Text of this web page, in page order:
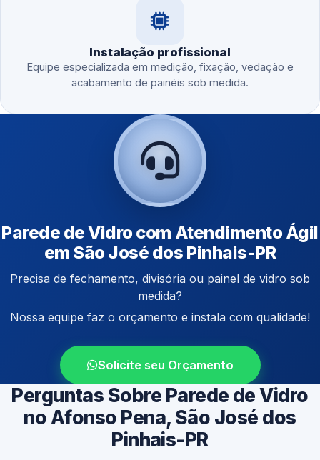
Instalação profissional
Equipe especializada em medição, fixação, vedação e
acabamento de painéis sob medida.
Parede de Vidro com Atendimento Ágil
em São José dos Pinhais-PR
Precisa de fechamento, divisória ou painel de vidro sob
medida?
Nossa equipe faz o orçamento e instala com qualidade!
Solicite seu Orçamento
Perguntas Sobre Parede de Vidro
no Afonso Pena, São José dos
Pinhais-PR